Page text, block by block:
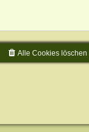
Alle Cookies löschen